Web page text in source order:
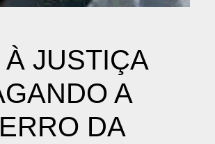
JUSTIÇA
A
DA